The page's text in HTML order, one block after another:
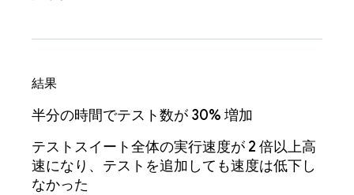
結果
半分の時間でテスト数が 30% 増加
テストスイート全体の実行速度が 2 倍以上高
速になり、テストを追加しても速度は低下し
なかった